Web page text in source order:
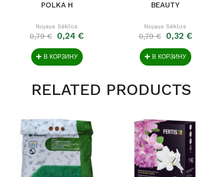
POLKA H
Nojaus Sėklos
0,79 € 0,24 €
В КОРЗИНУ
BEAUTY
Nojaus Sėklos
0,79 € 0,32 €
В КОРЗИНУ
RELATED PRODUCTS